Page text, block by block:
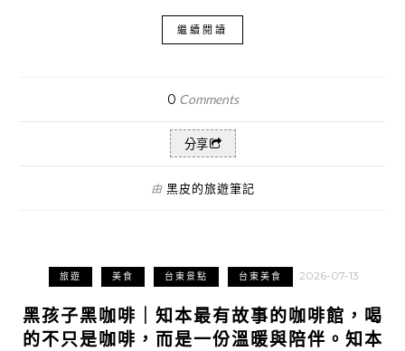
繼續閱讀
0 Comments
分享
由 黑皮的旅遊筆記
旅遊 美食 台東景點 台東美食 2026-07-13
黑孩子黑咖啡｜知本最有故事的咖啡館，喝
的不只是咖啡，而是一份溫暖與陪伴。知本